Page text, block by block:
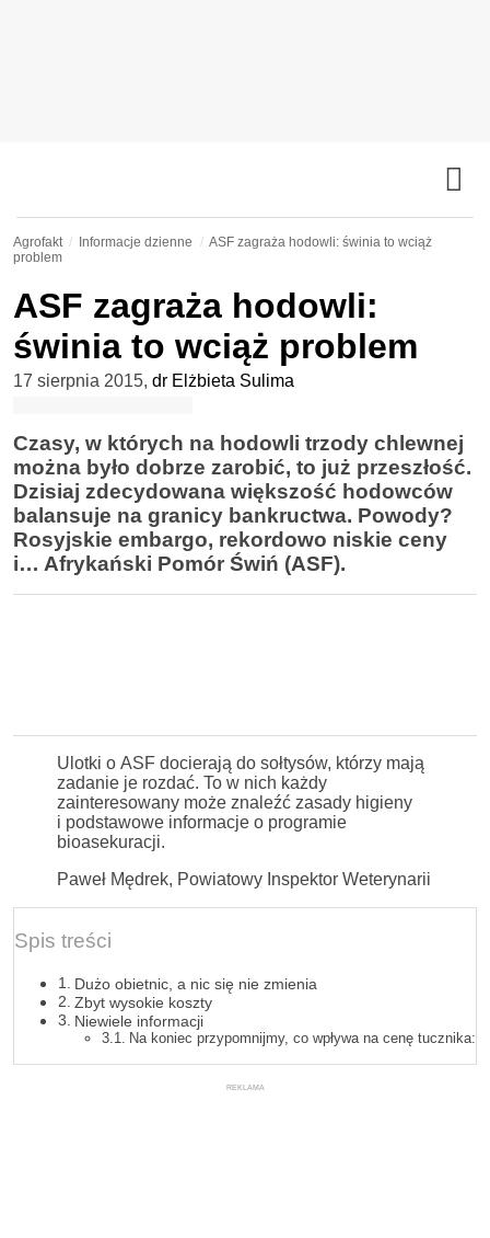
Agrofakt Informacje dzienne
ASF zagraża hodowli: świnia to wciąż
problem
ASF zagraża hodowli:
świnia to wciąż problem
17 sierpnia 2015, dr Elżbieta Sulima
Czasy, w których na hodowli trzody chlewnej
można było dobrze zarobić, to już przeszłość.
Dzisiaj zdecydowana większość hodowców
balansuje na granicy bankructwa. Powody?
Rosyjskie embargo, rekordowo niskie ceny
i… Afrykański Pomór Świń (ASF).
Ulotki o ASF docierają do sołtysów, którzy mają
zadanie je rozdać. To w nich każdy
zainteresowany może znaleźć zasady higieny
i podstawowe informacje o programie
bioasekuracji.
Paweł Mędrek, Powiatowy Inspektor Weterynarii
Spis treści
Dużo obietnic, a nic się nie zmienia
Zbyt wysokie koszty
Niewiele informacji
Na koniec przypomnijmy, co wpływa na cenę tucznika:
REKLAMA